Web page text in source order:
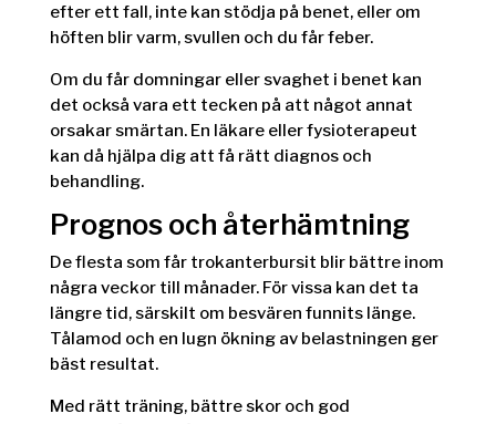
efter ett fall, inte kan stödja på benet, eller om
höften blir varm, svullen och du får feber.
Om du får domningar eller svaghet i benet kan
det också vara ett tecken på att något annat
orsakar smärtan. En läkare eller fysioterapeut
kan då hjälpa dig att få rätt diagnos och
behandling.
Prognos och återhämtning
De flesta som får trokanterbursit blir bättre inom
några veckor till månader. För vissa kan det ta
längre tid, särskilt om besvären funnits länge.
Tålamod och en lugn ökning av belastningen ger
bäst resultat.
Med rätt träning, bättre skor och god